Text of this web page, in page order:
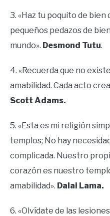
3. «Haz tu poquito de bien
pequeños pedazos de
mundo». Desmond Tutu.
4. «Recuerda que no
amabilidad. Cada acto
Scott Adams.
5. «Esta es mi religión
templos; No hay
complicada. Nuestro
corazón es nuestro
amabilidad». Dalai Lama.
6. «Olvídate de las